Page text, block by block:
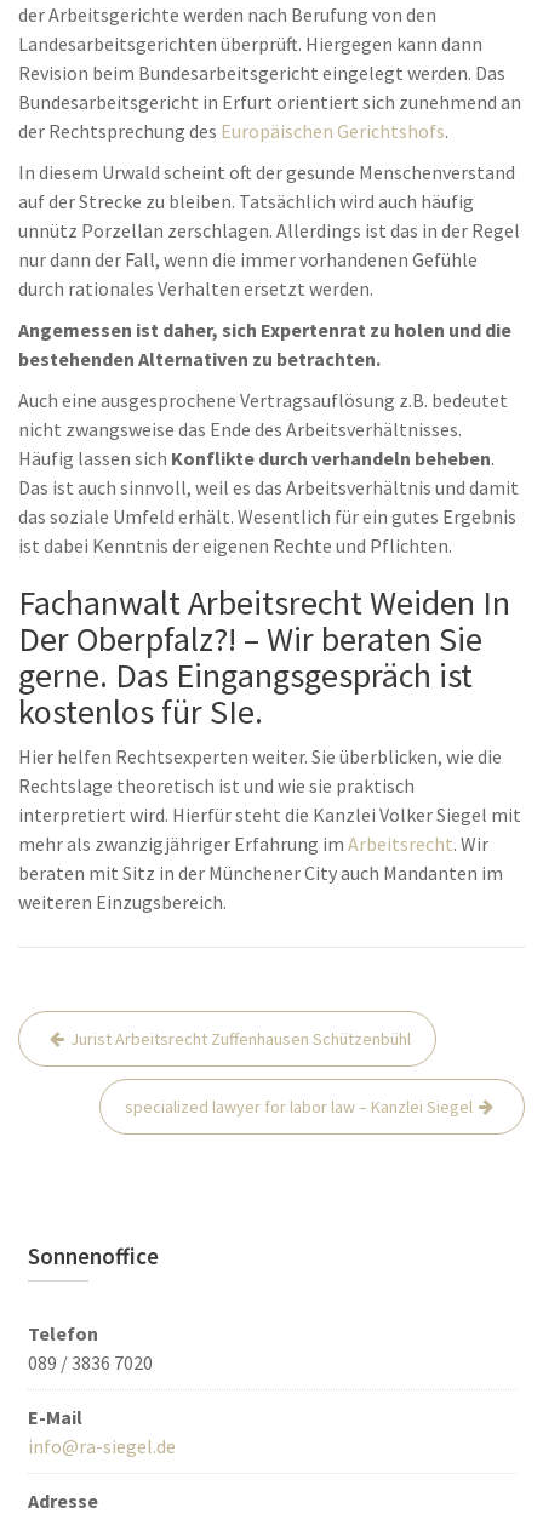
der Arbeitsgerichte werden nach Berufung von den
Landesarbeitsgerichten überprüft. Hiergegen kann dann
Revision beim Bundesarbeitsgericht eingelegt werden. Das
Bundesarbeitsgericht in Erfurt orientiert sich zunehmend an
der Rechtsprechung des Europäischen Gerichtshofs.
In diesem Urwald scheint oft der gesunde Menschenverstand
auf der Strecke zu bleiben. Tatsächlich wird auch häufig
unnütz Porzellan zerschlagen. Allerdings ist das in der Regel
nur dann der Fall, wenn die immer vorhandenen Gefühle
durch rationales Verhalten ersetzt werden.
Angemessen ist daher, sich Expertenrat zu holen und die
bestehenden Alternativen zu betrachten.
Auch eine ausgesprochene Vertragsauflösung z.B. bedeutet
nicht zwangsweise das Ende des Arbeitsverhältnisses.
Häufig lassen sich Konflikte durch verhandeln beheben.
Das ist auch sinnvoll, weil es das Arbeitsverhältnis und damit
das soziale Umfeld erhält. Wesentlich für ein gutes Ergebnis
ist dabei Kenntnis der eigenen Rechte und Pflichten.
Fachanwalt Arbeitsrecht Weiden In
Der Oberpfalz?! – Wir beraten Sie
gerne. Das Eingangsgespräch ist
kostenlos für SIe.
Hier helfen Rechtsexperten weiter. Sie überblicken, wie die
Rechtslage theoretisch ist und wie sie praktisch
interpretiert wird. Hierfür steht die Kanzlei Volker Siegel mit
mehr als zwanzigjähriger Erfahrung im Arbeitsrecht. Wir
beraten mit Sitz in der Münchener City auch Mandanten im
weiteren Einzugsbereich.
Beitrags-
Navigation
Jurist Arbeitsrecht Zuffenhausen Schützenbühl
specialized lawyer for labor law – Kanzlei Siegel
Sonnenoffice
Telefon
089 / 3836 7020
E-Mail
info@ra-siegel.de
Adresse